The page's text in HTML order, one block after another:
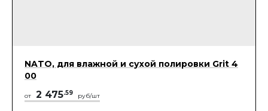
NATO, для влажной и сухой полировки Grit 4
00
от 2 475.59 руб/шт